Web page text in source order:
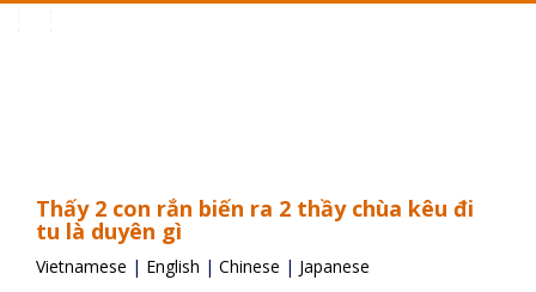
Thấy 2 con rắn biến ra 2 thầy chùa kêu đi
tu là duyên gì
Vietnamese | English | Chinese | Japanese